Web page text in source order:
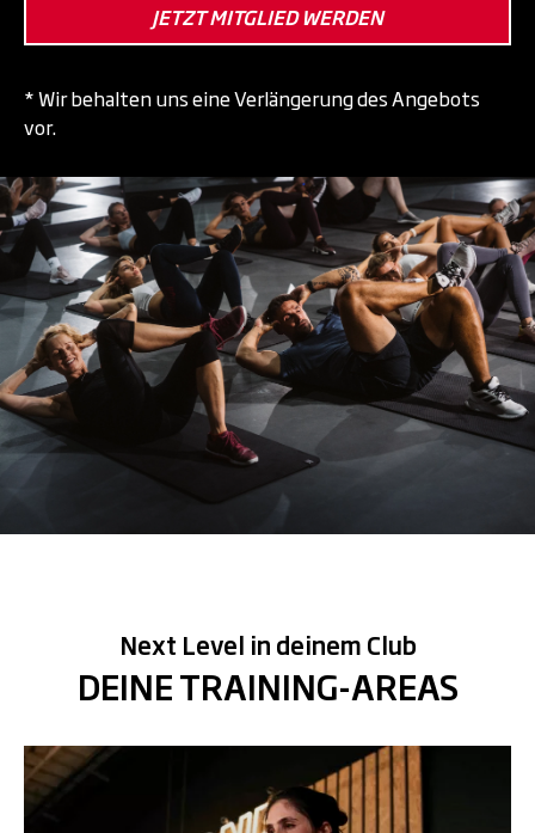
JETZT MITGLIED WERDEN
* Wir behalten uns eine Verlängerung des Angebots
vor.
Next Level in deinem Club
DEINE TRAINING-AREAS